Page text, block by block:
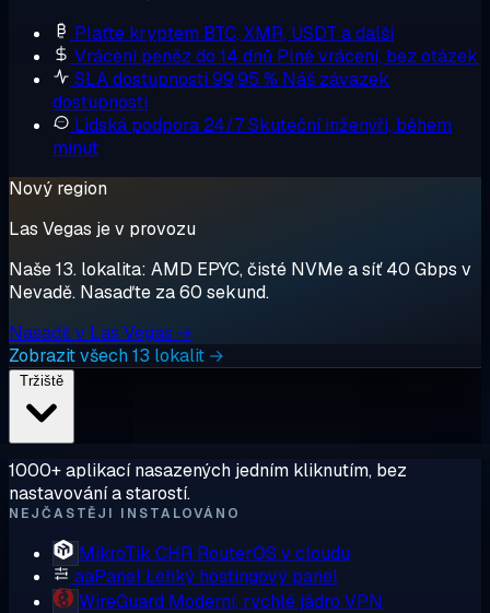
Plaťte kryptem BTC, XMR, USDT a další
Vrácení peněz do 14 dnů Plné vrácení, bez otázek
SLA dostupnosti 99,95 % Náš závazek
dostupnosti
Lidská podpora 24/7Skuteční inženýři, během
minut
Nový region
Las Vegas je v provozu
Naše 13. lokalita: AMD EPYC, čisté NVMe a síť 40 Gbps v
Nevadě. Nasaďte za 60 sekund.
Nasadit v Las Vegas →
Zobrazit všech 13 lokalit →
1000+ aplikací nasazených jedním kliknutím, bez
nastavování a starostí.
NEJČASTĚJI INSTALOVÁNO
MikroTik CHR RouterOS v cloudu
aaPanel Lehký hostingový panel
WireGuard Moderní, rychlé jádro VPN